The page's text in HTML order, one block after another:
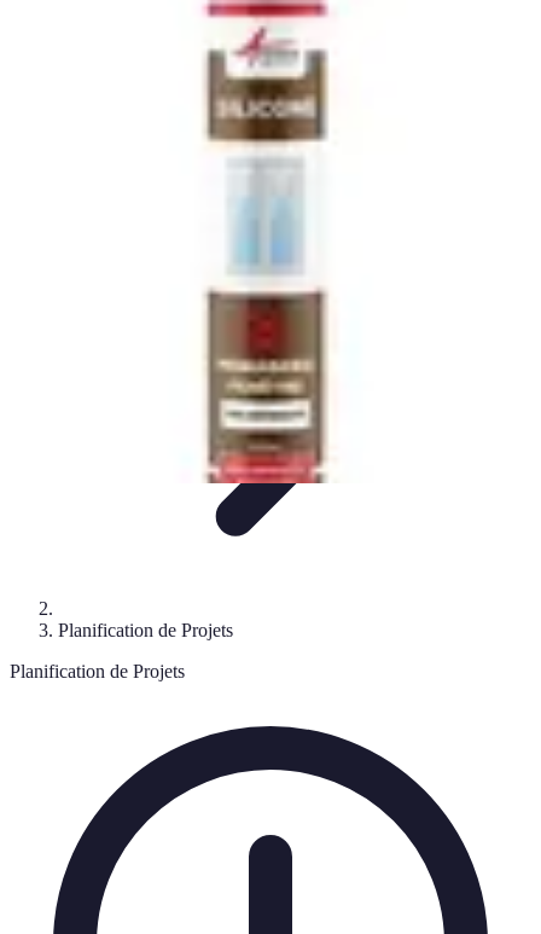
Outils et
TechniquesProjets DIY
Planification de Projets
Planification de Projets